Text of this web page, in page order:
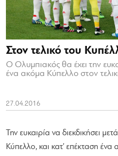
Στον τελικό του
Ο Ολυμπιακός θα έχει την
ένα ακόμα Κύπελλο στον
27.04.2016
Την ευκαιρία να διεκδικήσει
Κύπελλο, και κατ’ επέκταση